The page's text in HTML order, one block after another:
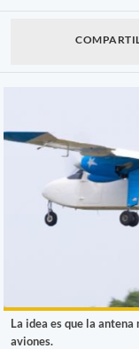
La idea es que la
aviones.